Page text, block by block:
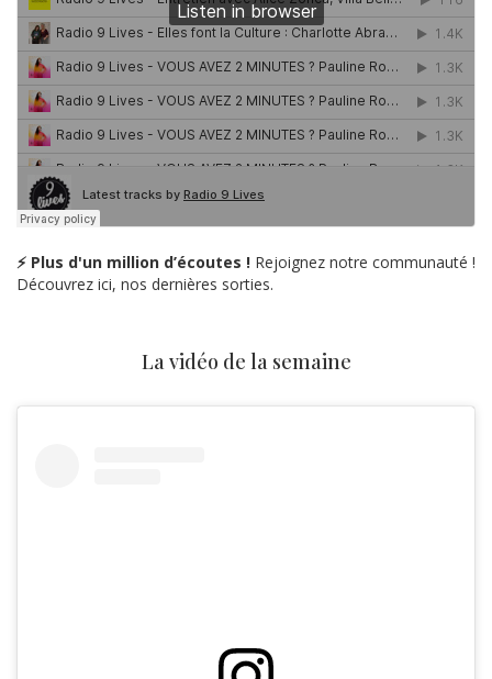
⚡ Plus d'un million d’écoutes ! Rejoignez notre communauté !
Découvrez ici, nos dernières sorties.
La vidéo de la semaine